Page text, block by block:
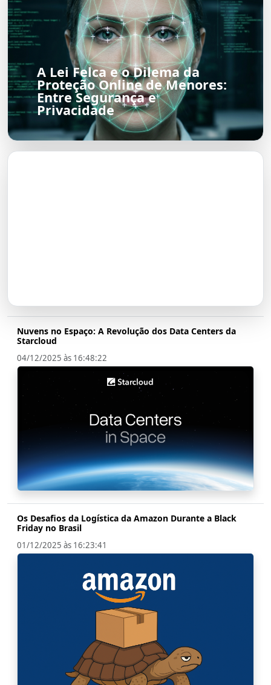
A Lei Felca e o Dilema da
Proteção Online de Menores:
Entre Segurança e
Privacidade
Nuvens no Espaço: A Revolução dos Data Centers da
Starcloud
04/12/2025 às 16:48:22
Os Desafios da Logística da Amazon Durante a Black
Friday no Brasil
01/12/2025 às 16:23:41